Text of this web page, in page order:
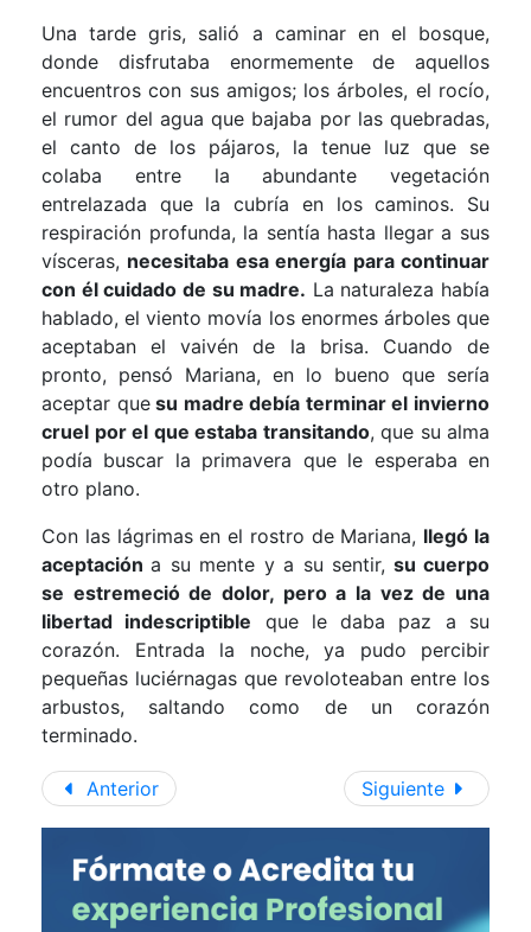
Una tarde gris, salió a caminar en el bosque,
donde disfrutaba enormemente de aquellos
encuentros con sus amigos; los árboles, el rocío,
el rumor del agua que bajaba por las quebradas,
el canto de los pájaros, la tenue luz que se
colaba entre la abundante vegetación
entrelazada que la cubría en los caminos. Su
respiración profunda, la sentía hasta llegar a sus
vísceras, necesitaba esa energía para continuar
con él cuidado de su madre. La naturaleza había
hablado, el viento movía los enormes árboles que
aceptaban el vaivén de la brisa. Cuando de
pronto, pensó Mariana, en lo bueno que sería
aceptar quesu madre debía terminar el invierno
cruel por el que estaba transitando, que su alma
podía buscar la primavera que le esperaba en
otro plano.
Con las lágrimas en el rostro de Mariana, llegó la
aceptacióna su mente y a su sentir, su cuerpo
se estremeció de dolor, pero a la vez de una
libertad indescriptible que le daba paz a su
corazón. Entrada la noche, ya pudo percibir
pequeñas luciérnagas que revoloteaban entre los
arbustos, saltando como de un corazón
terminado.
Anterior Siguiente